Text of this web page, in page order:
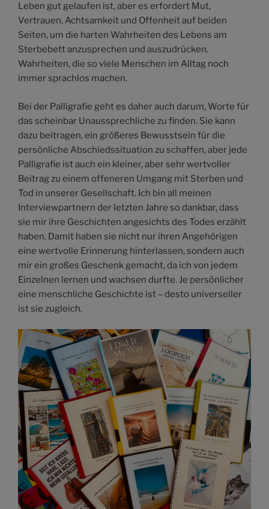
Leben gut gelaufen ist, aber es erfordert Mut,
Vertrauen, Achtsamkeit und Offenheit auf beiden
Seiten, um die harten Wahrheiten des Lebens am
Sterbebett anzusprechen und auszudrücken.
Wahrheiten, die so viele Menschen im Alltag noch
immer sprachlos machen.
Bei der Palligrafie geht es daher auch darum, Worte für
das scheinbar Unaussprechliche zu finden. Sie kann
dazu beitragen, ein größeres Bewusstsein für die
persönliche Abschiedssituation zu schaffen, aber jede
Palligrafie ist auch ein kleiner, aber sehr wertvoller
Beitrag zu einem offeneren Umgang mit Sterben und
Tod in unserer Gesellschaft. Ich bin all meinen
Interviewpartnern der letzten Jahre so dankbar, dass
sie mir ihre Geschichten angesichts des Todes erzählt
haben. Damit haben sie nicht nur ihren Angehörigen
eine wertvolle Erinnerung hinterlassen, sondern auch
mir ein großes Geschenk gemacht, da ich von jedem
Einzelnen lernen und wachsen durfte. Je persönlicher
eine menschliche Geschichte ist – desto universeller
ist sie zugleich.